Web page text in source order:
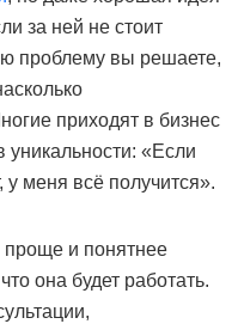
за ней не стоит
проблему вы решаете,
приходят в бизнес
уникальности: «Если
у меня всё получится».
проще и понятнее
она будет работать.